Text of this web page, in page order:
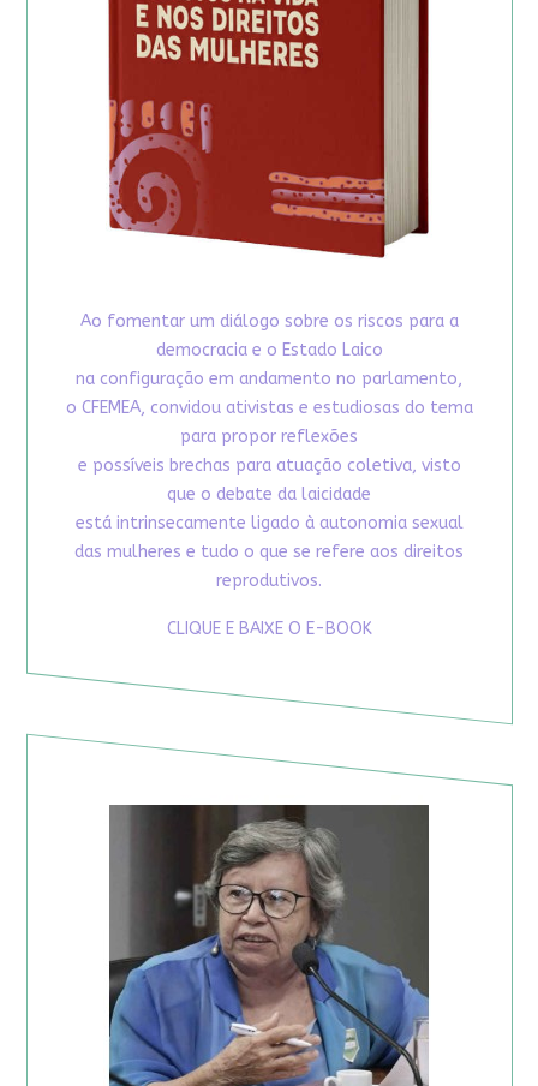
Ao fomentar um diálogo sobre os riscos para a
democracia e o Estado Laico
na configuração em andamento no parlamento,
o CFEMEA, convidou ativistas e estudiosas do tema
para propor reflexões
e possíveis brechas para atuação coletiva, visto
que o debate da laicidade
está intrinsecamente ligado à autonomia sexual
das mulheres e tudo o que se refere aos direitos
reprodutivos.
CLIQUE E BAIXE O E-BOOK